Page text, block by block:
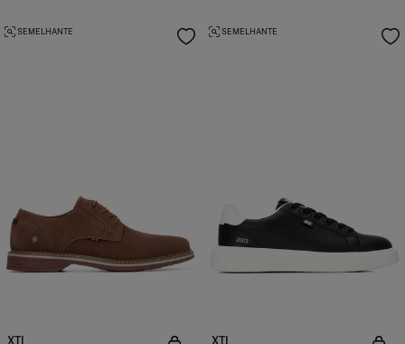
SEMELHANTE
XTI
SEMELHANTE
XTI